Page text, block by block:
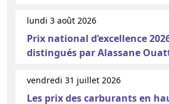
lundi 3 août 2026
Prix national d’excellence
distingués par Alassane
vendredi 31 juillet 2026
Les prix des carburants en